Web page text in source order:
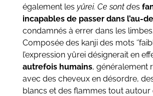
également les yûrei. Ce sont des
incapables de passer dans l’au-
condamnés à errer dans les limbes.
Composée des kanji des mots
l’expression yûrei désignerait en
autrefois humains, généralement
avec des cheveux en désordre,
blancs et des flammes tout autour